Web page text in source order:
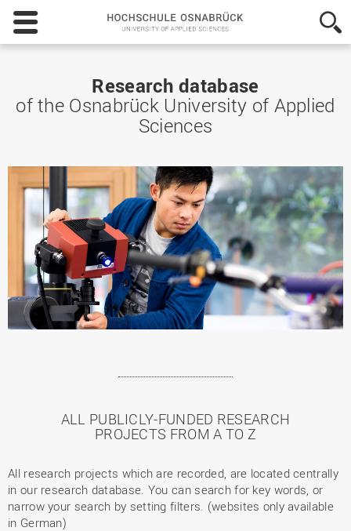
Hochschule
Osnabrück
-
Sciences
Research database
of the Osnabrück University of Applied
Sciences
ALL PUBLICLY-FUNDED RESEARCH
PROJECTS FROM A TO Z
All research projects which are recorded, are located centrally
in our research database. You can search for key words, or
narrow your search by setting filters. (websites only available
in German)